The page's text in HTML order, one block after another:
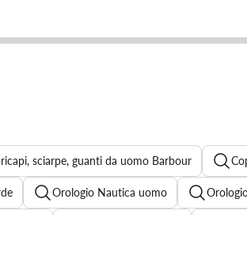
sciarpe, guanti da uomo Barbour
Orologio Nautica uomo